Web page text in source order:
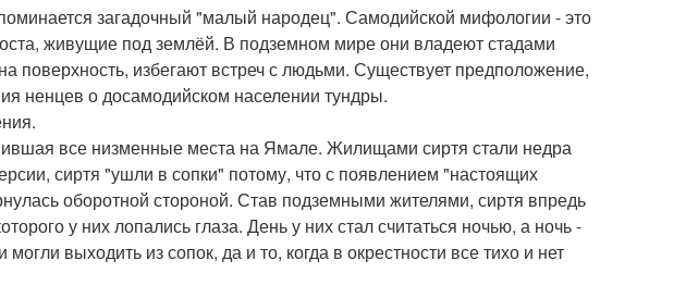
загадочный "малый народец". Самодийской мифологии - это
живущие под землёй. В подземном мире они владеют стадами
избегают встреч с людьми. Существует предположение,
ненцев о досамодийском населении тундры.
все низменные места на Ямале. Жилищами сиртя стали недра
сиртя "ушли в сопки" потому, что с появлением "настоящих
оборотной стороной. Став подземными жителями, сиртя впредь
у них лопались глаза. День у них стал считаться ночью, а ночь -
выходить из сопок, да и то, когда в окрестности все тихо и нет